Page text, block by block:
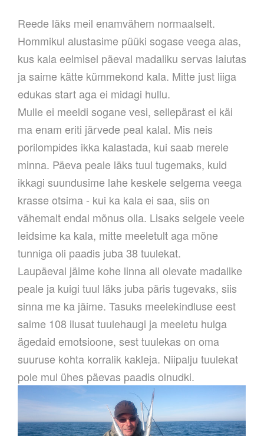
Reede läks meil enamvähem normaalselt.
Hommikul alustasime püüki sogase veega alas,
kus kala eelmisel päeval madaliku servas laiutas
ja saime kätte kümmekond kala. Mitte just liiga
edukas start aga ei midagi hullu.
Mulle ei meeldi sogane vesi, sellepärast ei käi
ma enam eriti järvede peal kalal. Mis neis
porilompides ikka kalastada, kui saab merele
minna. Päeva peale läks tuul tugemaks, kuid
ikkagi suundusime lahe keskele selgema veega
krasse otsima - kui ka kala ei saa, siis on
vähemalt endal mõnus olla. Lisaks selgele veele
leidsime ka kala, mitte meeletult aga mõne
tunniga oli paadis juba 38 tuulekat.
Laupäeval jäime kohe linna all olevate madalike
peale ja kuigi tuul läks juba päris tugevaks, siis
sinna me ka jäime. Tasuks meelekindluse eest
saime 108 ilusat tuulehaugi ja meeletu hulga
ägedaid emotsioone, sest tuulekas on oma
suuruse kohta korralik kakleja. Niipalju tuulekat
pole mul ühes päevas paadis olnudki.